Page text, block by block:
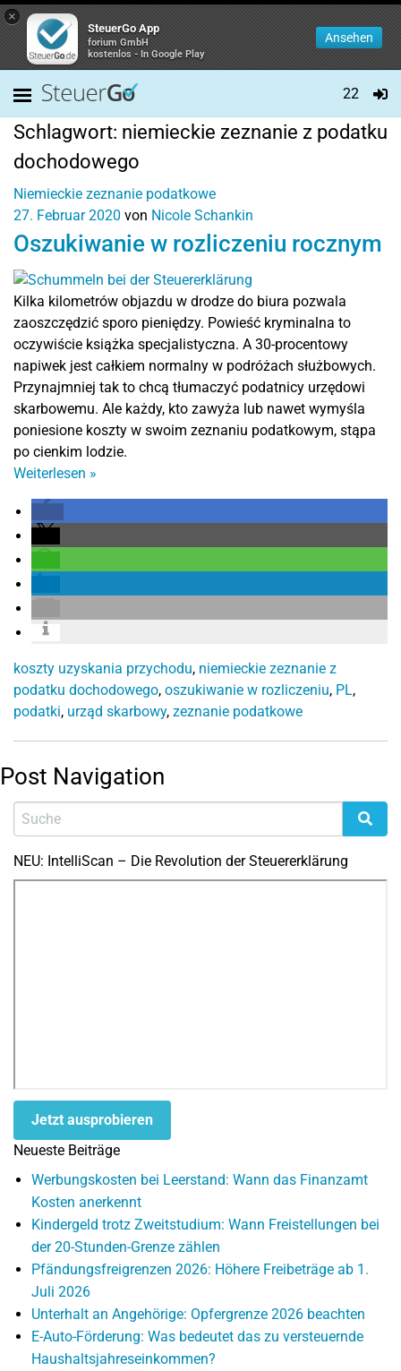
×
SteuerGo App
forium GmbH
kostenlos - In Google Play
Ansehen
22
Schlagwort: niemieckie zeznanie z podatku
dochodowego
Niemieckie zeznanie podatkowe
27. Februar 2020 von Nicole Schankin
Oszukiwanie w rozliczeniu rocznym
Kilka kilometrów objazdu w drodze do biura pozwala
zaoszczędzić sporo pieniędzy. Powieść kryminalna to
oczywiście książka specjalistyczna. A 30-procentowy
napiwek jest całkiem normalny w podróżach służbowych.
Przynajmniej tak to chcą tłumaczyć podatnicy urzędowi
skarbowemu. Ale każdy, kto zawyża lub nawet wymyśla
poniesione koszty w swoim zeznaniu podatkowym, stąpa
po cienkim lodzie.
Weiterlesen »
koszty uzyskania przychodu, niemieckie zeznanie z
podatku dochodowego, oszukiwanie w rozliczeniu, PL,
podatki, urząd skarbowy, zeznanie podatkowe
Post Navigation
NEU: IntelliScan – Die Revolution der Steuererklärung
Jetzt ausprobieren
Neueste Beiträge
Werbungskosten bei Leerstand: Wann das Finanzamt
Kosten anerkennt
Kindergeld trotz Zweitstudium: Wann Freistellungen bei
der 20-Stunden-Grenze zählen
Pfändungsfreigrenzen 2026: Höhere Freibeträge ab 1.
Juli 2026
Unterhalt an Angehörige: Opfergrenze 2026 beachten
E-Auto-Förderung: Was bedeutet das zu versteuernde
Haushaltsjahreseinkommen?